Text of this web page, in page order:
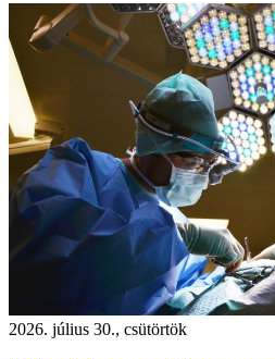
2026. július 30., csütörtök